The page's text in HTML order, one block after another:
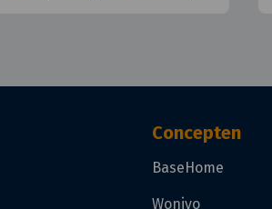
Concepten
BaseHome
Wonivo